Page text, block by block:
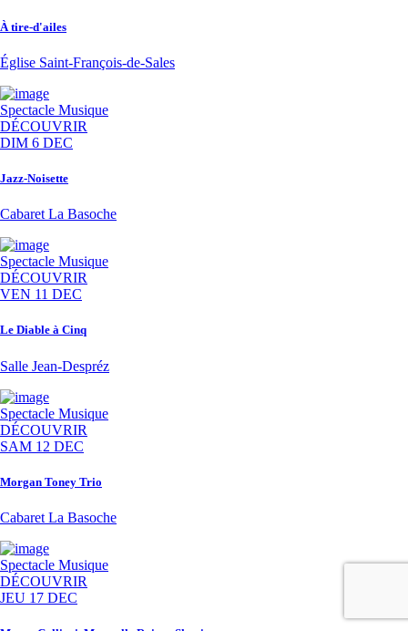
À tire-d'ailes
Église Saint-François-de-Sales
Spectacle Musique
DÉCOUVRIR
DIM 6 DEC
Jazz-Noisette
Cabaret La Basoche
Spectacle Musique
DÉCOUVRIR
VEN 11 DEC
Le Diable à Cinq
Salle Jean-Despréz
Spectacle Musique
DÉCOUVRIR
SAM 12 DEC
Morgan Toney Trio
Cabaret La Basoche
Spectacle Musique
DÉCOUVRIR
JEU 17 DEC